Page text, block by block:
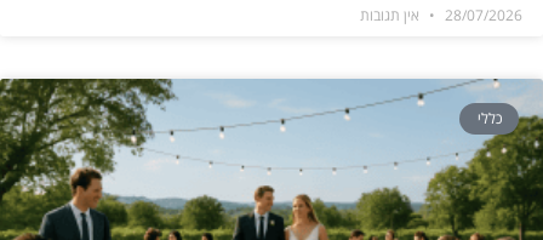
28/07/2026 אין תגובות
כללי